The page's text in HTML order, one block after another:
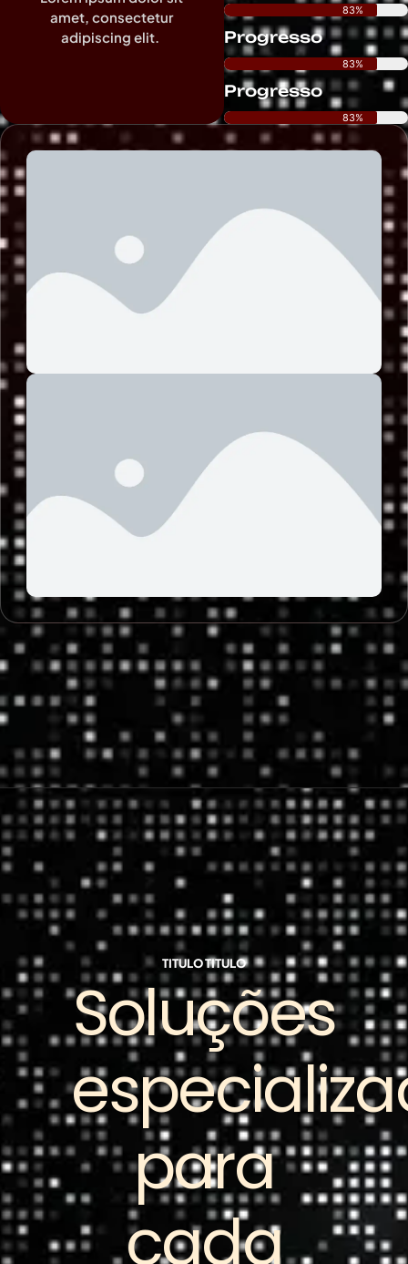
amet, consectetur
adipiscing elit.
83%
Progresso
83%
Progresso
83%
TITULO TITULO
Soluções
para
cada